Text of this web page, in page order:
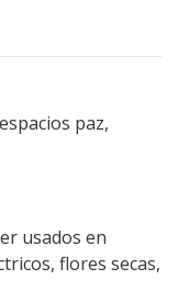
paz,
usados en
flores secas,